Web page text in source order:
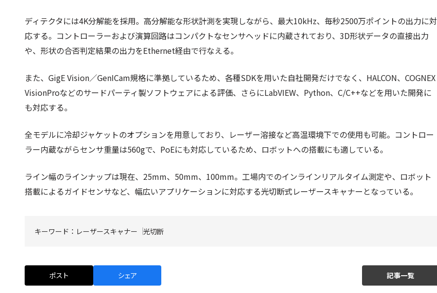
ディテクタには4K分解能を採用。高分解能な形状計測を実現しながら、最大10kHz、毎秒2500万ポイントの出力に対
応する。コントローラーおよび演算回路はコンパクトなセンサヘッドに内蔵されており、3D形状データの直接出力
や、形状の合否判定結果の出力をEthernet経由で行なえる。
また、GigE Vision／GenICam規格に準拠しているため、各種SDKを用いた自社開発だけでなく、HALCON、COGNEX
VisionProなどのサードパーティ製ソフトウェアによる評価、さらにLabVIEW、Python、C/C++などを用いた開発に
も対応する。
全モデルに冷却ジャケットのオプションを用意しており、レーザー溶接など高温環境下での使用も可能。コントロー
ラー内蔵ながらセンサ重量は560gで、PoEにも対応しているため、ロボットへの搭載にも適している。
ライン幅のラインナップは現在、25mm、50mm、100mm。工場内でのインラインリアルタイム測定や、ロボット
搭載によるガイドセンサなど、幅広いアプリケーションに対応する光切断式レーザースキャナーとなっている。
キーワード： レーザースキャナー 光切断
ポスト シェア 記事一覧